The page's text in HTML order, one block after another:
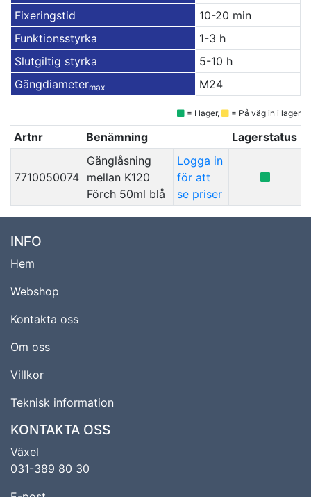
Fixeringstid
10-20 min
Funktionsstyrka
1-3 h
Slutgiltig styrka
5-10 h
Gängdiametermax M24
= I lager, = På väg in i lager
Artnr Benämning Lagerstatus
7710050074
Gänglåsning
mellan K120
Förch 50ml blå
Logga in
för att
se priser
INFO
Hem
Webshop
Kontakta oss
Om oss
Villkor
Teknisk information
KONTAKTA OSS
Växel
031-389 80 30